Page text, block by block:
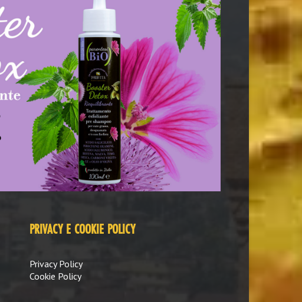
PRIVACY E COOKIE POLICY
Privacy Policy
Cookie Policy